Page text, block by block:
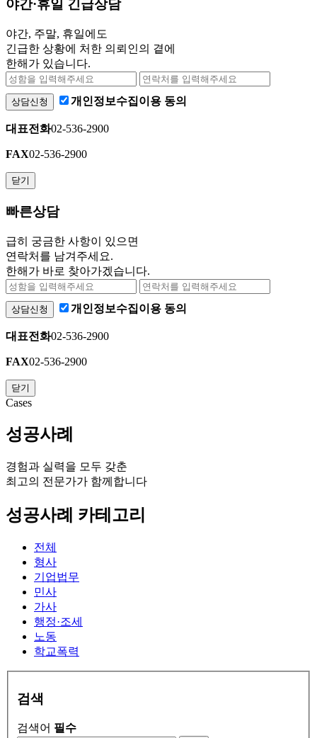
야간·휴일 긴급상담
야간, 주말, 휴일에도
긴급한 상황에 처한 의뢰인의 곁에
한해가 있습니다.
상담신청 개인정보수집이용 동의
대표전화02-536-2900
FAX02-536-2900
닫기
빠른상담
급히 궁금한 사항이 있으면
연락처를 남겨주세요.
한해가 바로 찾아가겠습니다.
상담신청 개인정보수집이용 동의
대표전화02-536-2900
FAX02-536-2900
닫기
Cases
성공사례
경험과 실력을 모두 갖춘
최고의 전문가가 함께합니다
성공사례 카테고리
전체
형사
기업법무
민사
가사
행정·조세
노동
학교폭력
검색
검색어 필수